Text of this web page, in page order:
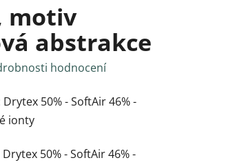
motiv
abstrakce
produktu je 0,0 z 5 hvězdiček.
hodnocení
50% - SoftAir 46% -
ionty
50% - SoftAir 46% -